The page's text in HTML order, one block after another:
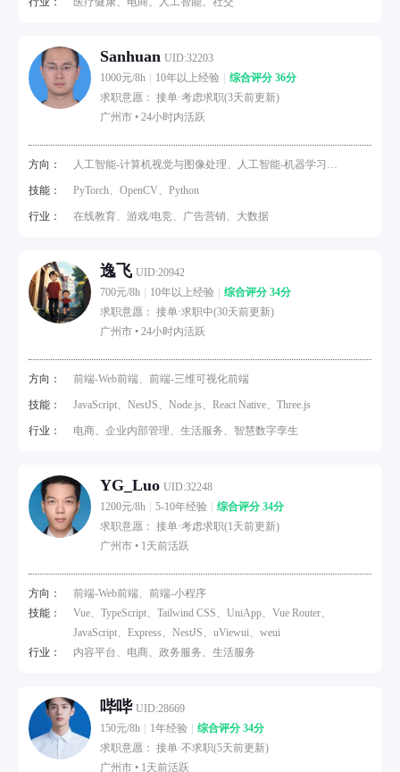
Sanhuan UID:32203
1000元/8h
10年以上经验
综合评分 36分
求职意愿： 接单·考虑求职(3天前更新)
广州市 • 24小时内活跃
方向：
人工智能-计算机视觉与图像处理、人工智能-机器学习与
深度学习
技能： PyTorch、OpenCV、Python
行业： 在线教育、游戏/电竞、广告营销、大数据
逸飞 UID:20942
700元/8h
10年以上经验
综合评分 34分
求职意愿： 接单·求职中(30天前更新)
广州市 • 24小时内活跃
方向： 前端-Web前端、前端-三维可视化前端
技能： JavaScript、NestJS、Node.js、React Native、Three.js
行业： 电商、企业内部管理、生活服务、智慧数字孪生
YG_Luo UID:32248
1200元/8h
5-10年经验
综合评分 34分
求职意愿： 接单·考虑求职(1天前更新)
广州市 • 1天前活跃
方向：
前端-Web前端、前端-小程序
技能：
Vue、TypeScript、Tailwind CSS、UniApp、Vue Router、
JavaScript、Express、NestJS、uViewui、weui
行业：
内容平台、电商、政务服务、生活服务
哔哔 UID:28669
150元/8h
1年经验
综合评分 34分
求职意愿： 接单·不求职(5天前更新)
广州市 • 1天前活跃